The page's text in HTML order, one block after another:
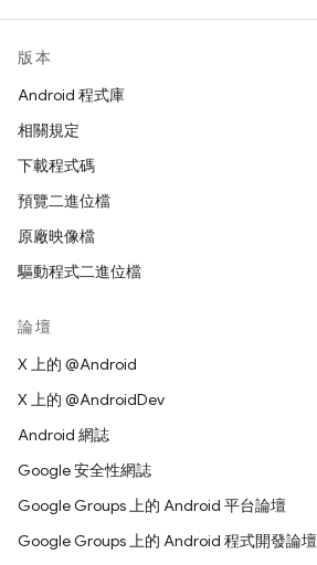
版本
Android 程式庫
相關規定
下載程式碼
預覽二進位檔
原廠映像檔
驅動程式二進位檔
論壇
X 上的 @Android
X 上的 @AndroidDev
Android 網誌
Google 安全性網誌
Google Groups 上的 Android 平台論壇
Google Groups 上的 Android 程式開發論壇